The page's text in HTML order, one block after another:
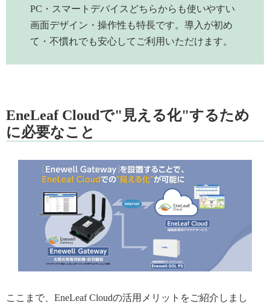
PC・スマートデバイスどちらからも使いやすい
画面デザイン・操作性も特長です。導入が初め
て・不慣れでも安心してご利用いただけます。
EneLeaf Cloudで"見える化"するため
に必要なこと
ここまで、EneLeaf Cloudの活用メリットをご紹介しまし